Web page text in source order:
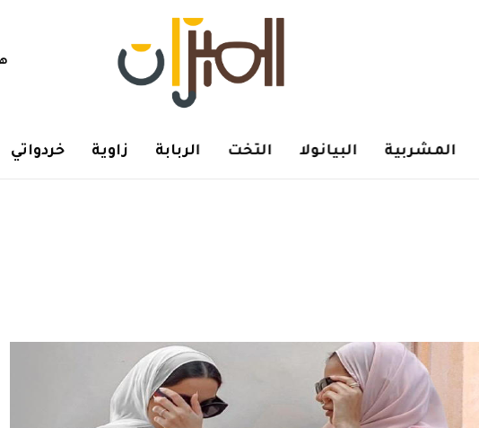
المشربية البيانولا التخت الربابة زاوية خردواتي